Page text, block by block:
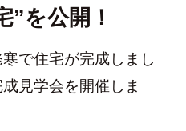
”を公開！
で住宅が完成しまし
見学会を開催しま